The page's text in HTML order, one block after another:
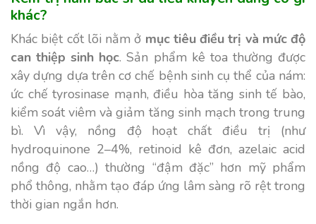
khác?
Khác biệt cốt lõi nằm ở mục tiêu điều trị và mức độ
can thiệp sinh học. Sản phẩm kê toa thường được
xây dựng dựa trên cơ chế bệnh sinh cụ thể của nám:
ức chế tyrosinase mạnh, điều hòa tăng sinh tế bào,
kiểm soát viêm và giảm tăng sinh mạch trong trung
bì. Vì vậy, nồng độ hoạt chất điều trị (như
hydroquinone 2–4%, retinoid kê đơn, azelaic acid
nồng độ cao…) thường “đậm đặc” hơn mỹ phẩm
phổ thông, nhằm tạo đáp ứng lâm sàng rõ rệt trong
thời gian ngắn hơn.